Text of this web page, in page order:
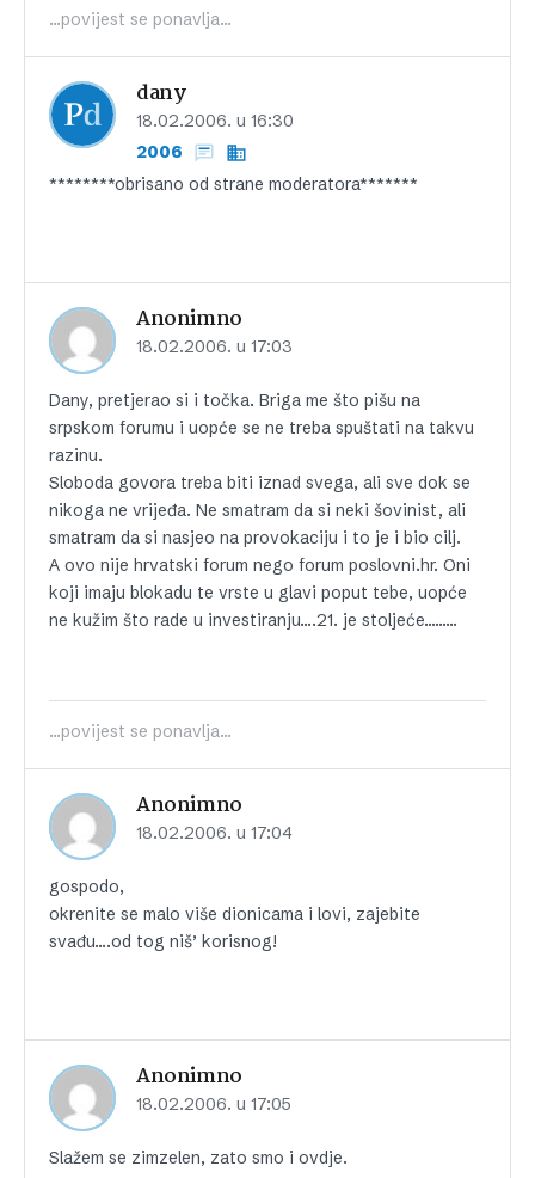
...povijest se ponavlja...
dany
18.02.2006. u 16:30
2006
********obrisano od strane moderatora*******
Anonimno
18.02.2006. u 17:03
Dany, pretjerao si i točka. Briga me što pišu na
srpskom forumu i uopće se ne treba spuštati na takvu
razinu.
Sloboda govora treba biti iznad svega, ali sve dok se
nikoga ne vrijeđa. Ne smatram da si neki šovinist, ali
smatram da si nasjeo na provokaciju i to je i bio cilj.
A ovo nije hrvatski forum nego forum poslovni.hr. Oni
koji imaju blokadu te vrste u glavi poput tebe, uopće
ne kužim što rade u investiranju….21. je stoljeće………
...povijest se ponavlja...
Anonimno
18.02.2006. u 17:04
gospodo,
okrenite se malo više dionicama i lovi, zajebite
svađu….od tog niš’ korisnog!
Anonimno
18.02.2006. u 17:05
Slažem se zimzelen, zato smo i ovdje.